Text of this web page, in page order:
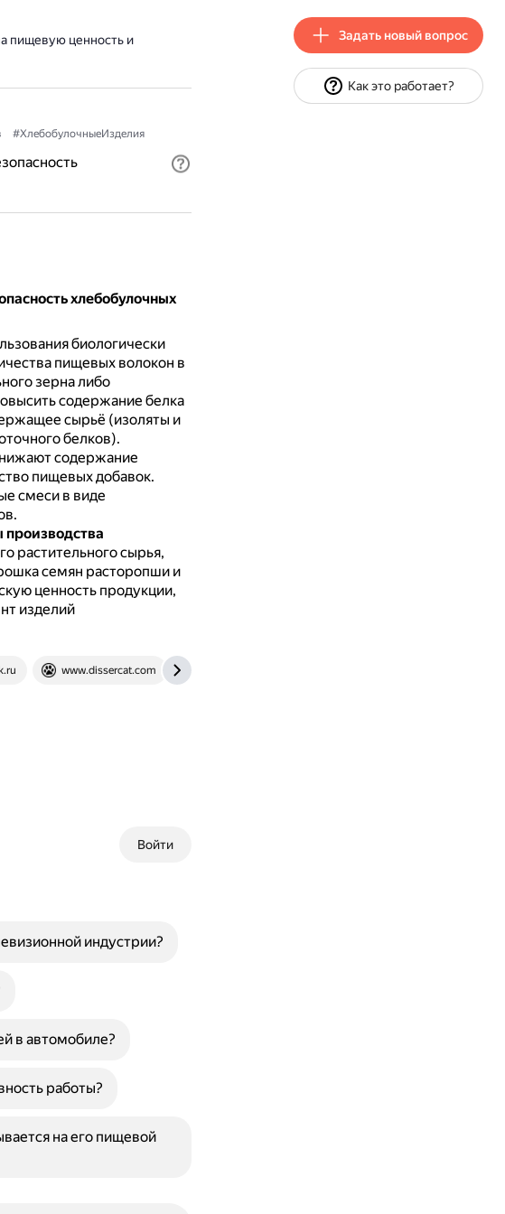
пищевую ценность и
#ХлебобулочныеИзделия
хлебобулочных
биологически
пищевых волокон в
зерна либо
содержание белка
сырьё (изоляты и
белков).
содержание
пищевых добавок.
смеси в виде
растительного сырья,
семян расторопши и
ценность продукции,
изделий
www.dissercat.com
Войти
индустрии?
в автомобиле?
работы?
на его пищевой
Задать новый вопрос
Как это работает?